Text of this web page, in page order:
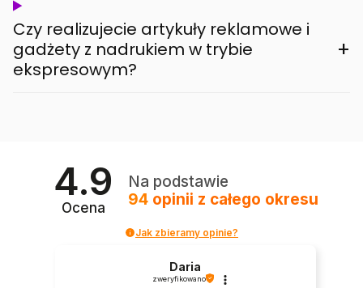
Czy realizujecie artykuły reklamowe i
gadżety z nadrukiem w trybie
ekspresowym?
+
4.9
Ocena
Na podstawie
94 opinii z całego okresu
Jak zbieramy opinie?
Daria
zweryfikowano